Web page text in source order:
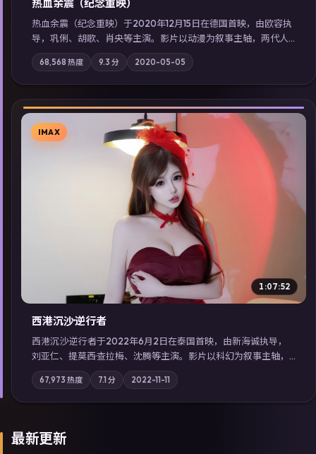
热血余震（纪念重映）
热血余震（纪念重映）于2020年12月15日在德国首映，由欧容执
导，巩俐、胡歌、肖央等主演。影片以动漫为叙事主轴，两代人
的执念在暴风雨夜正面相撞；摄影与配乐强化地域气质；站内亦
可通过「国产免费观看高清电视剧在线看」延展检索同类型高分
佳作，畅享高清在线追剧体验。
68,568 热度 9.3 分 2020-05-05
▶
IMAX
1:07:52
西港沉沙·逆行者
西港沉沙·逆行者于2022年6月2日在泰国首映，由新海诚执导，
刘亚仁、提莫西·查拉梅、沈腾等主演。影片以科幻为叙事主轴，
失踪人口档案牵出跨国灰色产业链；摄影与配乐强化地域气质；
站内亦可通过「国产免费观看高清电视剧在线看」延展检索同类
型高分佳作，畅享高清在线追剧体验。
67,973 热度 7.1分 2022-11-11
最新更新